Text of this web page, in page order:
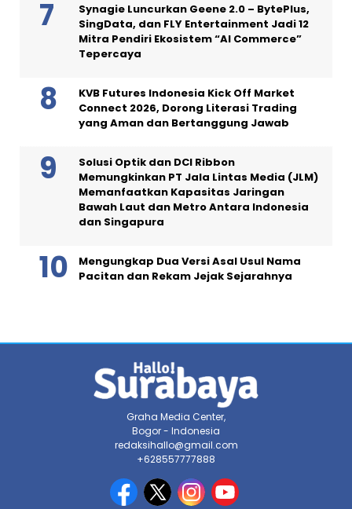
Synagie Luncurkan Geene 2.0 – BytePlus,
SingData, dan FLY Entertainment Jadi 12
Mitra Pendiri Ekosistem “AI Commerce”
Tepercaya
KVB Futures Indonesia Kick Off Market
Connect 2026, Dorong Literasi Trading
yang Aman dan Bertanggung Jawab
Solusi Optik dan DCI Ribbon
Memungkinkan PT Jala Lintas Media (JLM)
Memanfaatkan Kapasitas Jaringan
Bawah Laut dan Metro Antara Indonesia
dan Singapura
Mengungkap Dua Versi Asal Usul Nama
Pacitan dan Rekam Jejak Sejarahnya
Graha Media Center,
Bogor - Indonesia
redaksihallo@gmail.com
+628557777888